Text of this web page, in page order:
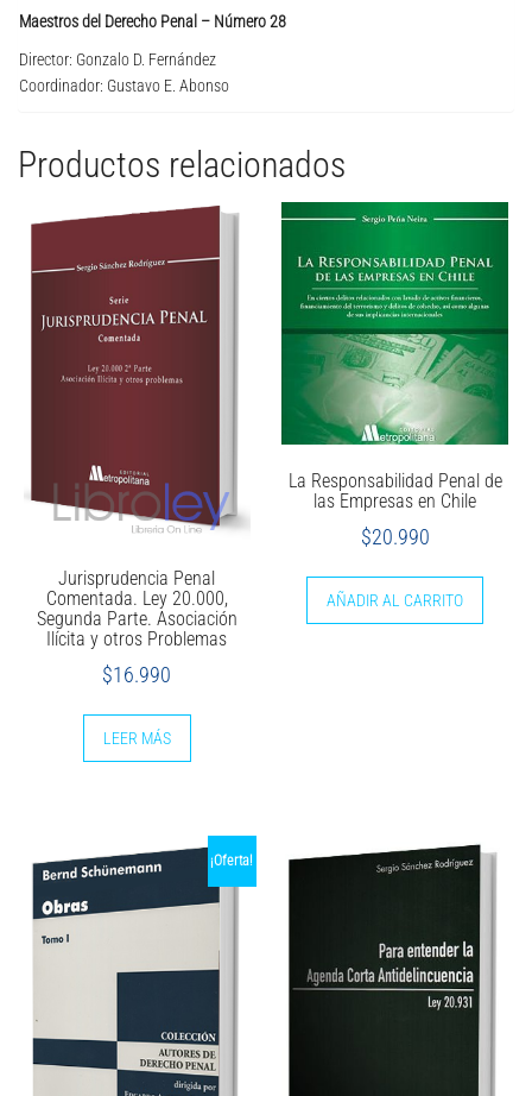
Maestros del Derecho Penal – Número 28
Director: Gonzalo D. Fernández
Coordinador: Gustavo E. Abonso
Productos relacionados
Jurisprudencia Penal
Comentada. Ley 20.000,
Segunda Parte. Asociación
Ilícita y otros Problemas
$16.990
LEER MÁS
La Responsabilidad Penal de
las Empresas en Chile
$20.990
AÑADIR AL CARRITO
¡Oferta!